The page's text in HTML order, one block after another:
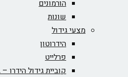
הורמונים
שונות
מצעי גידול
הידרוטון
פרלייט
קוביית גידול הידרו – ROCKWOOL‏